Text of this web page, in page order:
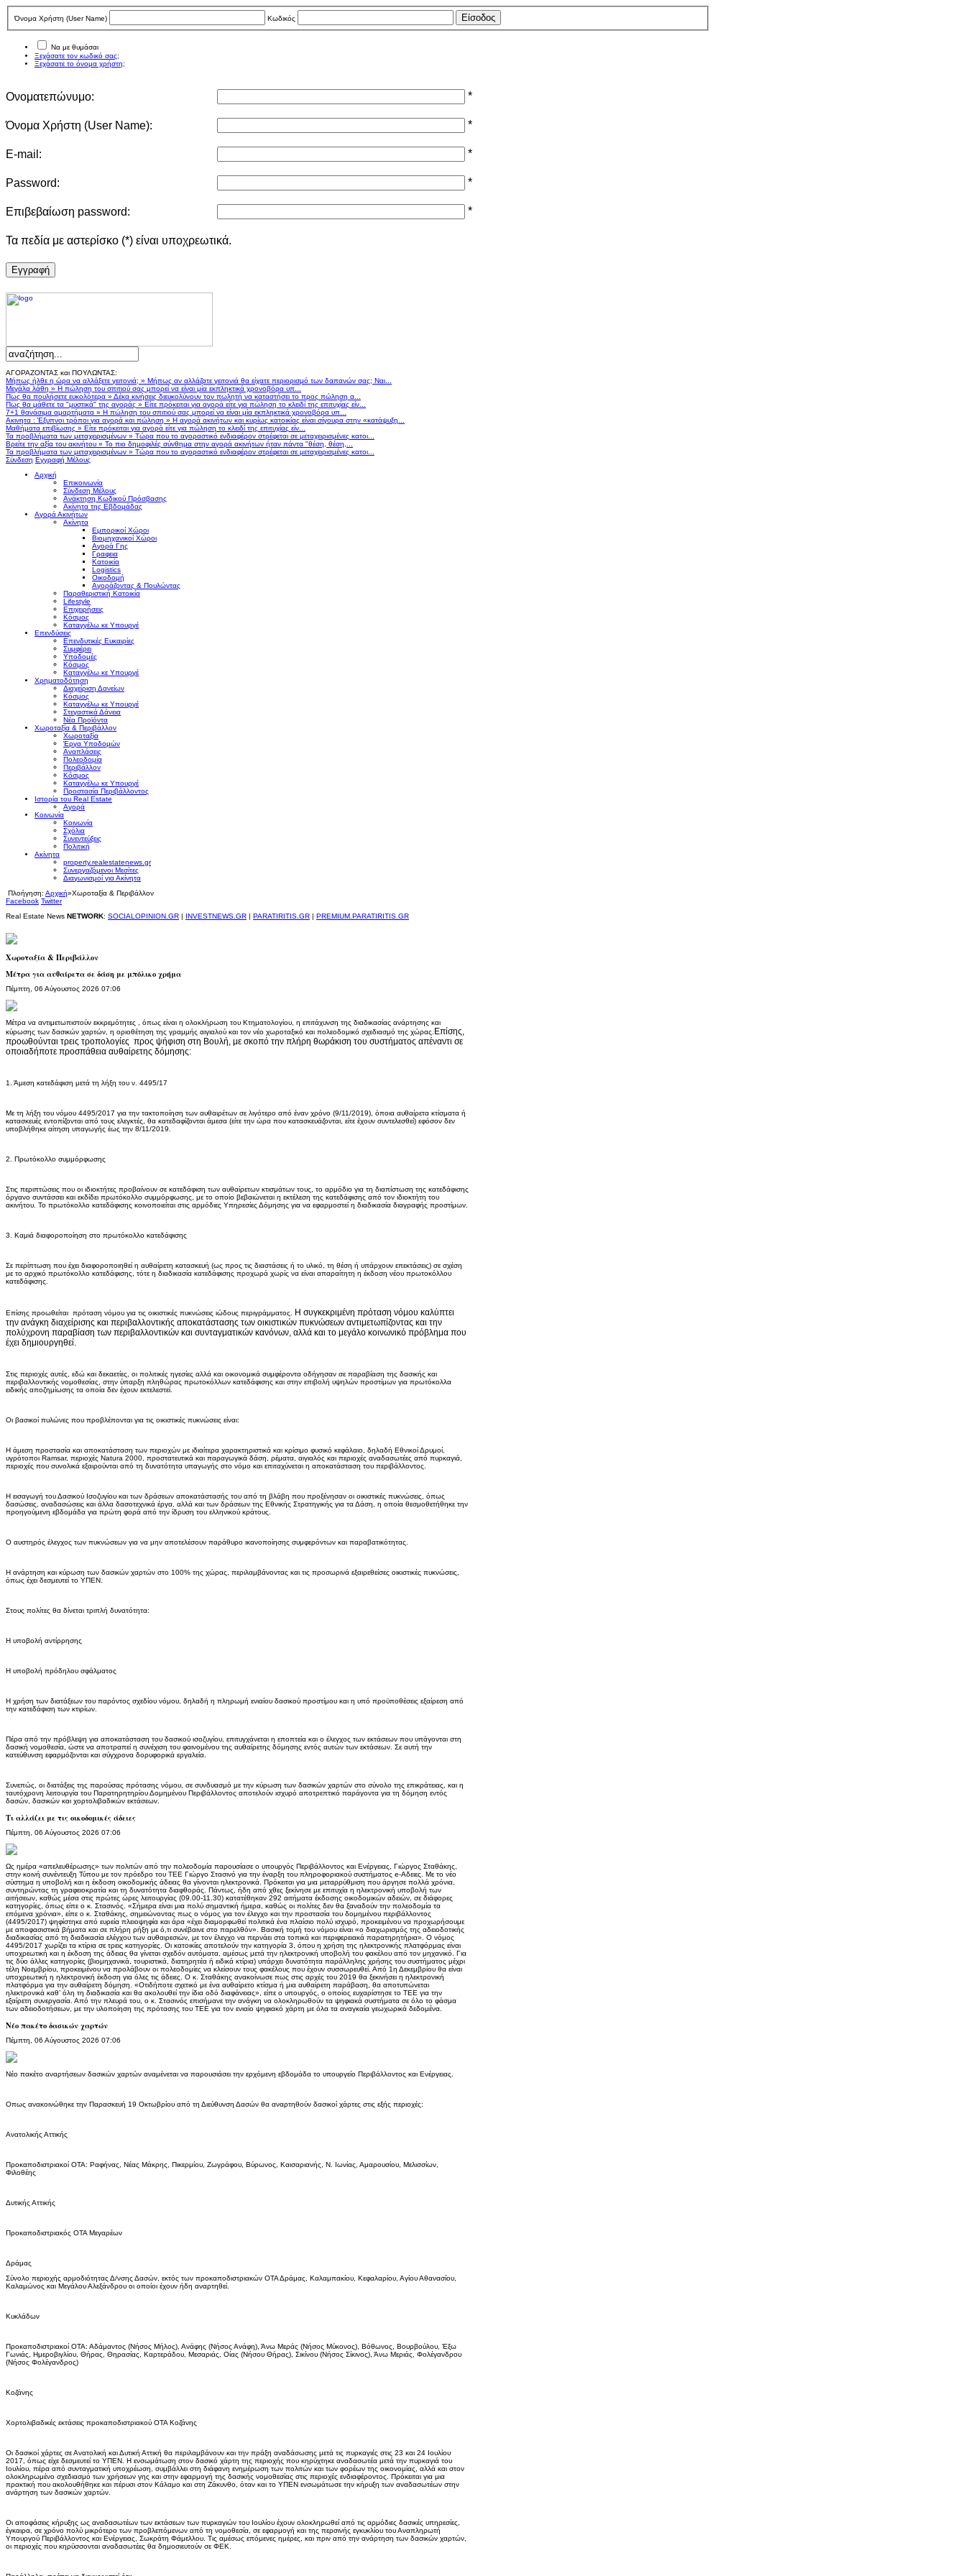
Όνομα Χρήστη (User Νame) Κωδικός
Να με θυμάσαι
Ξεχάσατε τον κωδικό σας;
Ξεχάσατε το όνομα χρήστη;
Ονοματεπώνυμο: *
Όνομα Χρήστη (User Νame): *
E-mail: *
Password: *
Επιβεβαίωση password: *
Τα πεδία με αστερίσκο (*) είναι υποχρεωτικά.
Eγγραφή
ΑΓΟΡΑΖΟΝΤΑΣ και ΠΟΥΛΩΝΤΑΣ:
Μήπως ήλθε η ώρα να αλλάξετε γειτονιά; » Μήπως αν αλλάζατε γειτονιά θα είχατε περιορισμό των δαπανών σας; Ναι...
Μεγάλα λάθη » Η πώληση του σπιτιού σας μπορεί να είναι μία εκπληκτικά χρονοβόρα υπ...
Πως θα πουλήσετε ευκολότερα » Δέκα κινήσεις διευκολύνουν τον πωλητή να καταστήσει το προς πώληση α...
Πως θα μάθετε τα "μυστικά" της αγοράς » Είτε πρόκειται για αγορά είτε για πώληση το κλειδί της επιτυχίας είν...
7+1 θανάσιμα αμαρτήματα » Η πώληση του σπιτιού σας μπορεί να είναι μία εκπληκτικά χρονοβόρα υπ...
Ακινητα : Έξυπνοι τρόποι για αγορά και πώληση » Η αγορά ακινήτων και κυρίως κατοικίας είναι σίγουρα στην «κατάψυξη...
Μαθήματα επιβίωσης » Είτε πρόκειται για αγορά είτε για πώληση το κλειδί της επιτυχίας είν...
Τα προβλήματα των μεταχειρισμένων » Τώρα που το αγοραστικό ενδιαφέρον στρέφεται σε μεταχειρισμένες κατοι...
Βρείτε την αξία του ακινήτου » Το πιο δημοφιλές σύνθημα στην αγορά ακινήτων ήταν πάντα "θέση, θέση,...
Τα προβλήματα των μεταχειρισμένων » Τώρα που το αγοραστικό ενδιαφέρον στρέφεται σε μεταχειρισμένες κατοι...
Σύνδεση Εγγραφή Μέλους
Αρχική
Επικοινωνία
Σύνδεση Μέλους
Ανάκτηση Κωδικού Πρόσβασης
Ακίνητα της Εβδομάδας
Αγορά Ακινήτων
Ακίνητα
Εμπορικοί Χώροι
Βιομηχανικοί Χώροι
Αγορά Γης
Γραφεια
Κατοικία
Logistics
Οικοδομή
Αγοράζοντας & Πουλώντας
Παραθεριστική Κατοικία
Lifestyle
Επιχειρήσεις
Κόσμος
Καταγγέλω κε Υπουργέ
Επενδύσεις
Επενδυτικές Ευκαιρίες
Συμφέρει
Υποδομές
Κόσμος
Καταγγέλω κε Υπουργέ
Χρηματοδότηση
Διαχείριση Δανείων
Κόσμος
Καταγγέλω κε Υπουργέ
Στεγαστικά Δάνεια
Νέα Προϊόντα
Χωροταξία & Περιβάλλον
Χωροταξία
Έργα Υποδομών
Αναπλάσεις
Πολεοδομία
Περιβάλλον
Κόσμος
Καταγγέλω κε Υπουργέ
Προστασία Περιβάλλοντος
Ιστορία του Real Estate
Αγορά
Κοινωνία
Κοινωνία
Σχόλια
Συνεντεύξεις
Πολιτική
Ακίνητα
property.realestatenews.gr
Συνεργαζόμενοι Μεσίτες
Διαγωνισμοί για Ακίνητα
Πλοήγηση: Αρχική»Χωροταξία & Περιβάλλον
Facebook Twitter
Real Estate News NETWORK: SOCIALOPINION.GR | INVESTNEWS.GR | PARATIRITIS.GR | PREMIUM.PARATIRITIS.GR
Χωροταξία & Περιβάλλον
Μέτρα για αυθαίρετα σε δάση με μπόλικο χρήμα
Πέμπτη, 06 Αύγουστος 2026 07:06
Μέτρα να αντιμετωπιστούν εκκρεμότητες , όπως είναι η ολοκλήρωση του Κτηματολογίου, η επιτάχυνση της διαδικασίας ανάρτησης και
κύρωσης των δασικών χαρτών, η οριοθέτηση της γραμμής αιγιαλού και τον νέο χωροταξικό και πολεοδομικό σχεδιασμό της χώρας. Επίσης,
προωθούνται τρεις τροπολογίες προς ψήφιση στη Βουλή, με σκοπό την πλήρη θωράκιση του συστήματος απέναντι σε
οποιαδήποτε προσπάθεια αυθαίρετης δόμησης:
1. Άμεση κατεδάφιση μετά τη λήξη του ν. 4495/17
Με τη λήξη του νόμου 4495/2017 για την τακτοποίηση των αυθαιρέτων σε λιγότερο από έναν χρόνο (9/11/2019), όποια αυθαίρετα κτίσματα ή
κατασκευές εντοπίζονται από τους ελεγκτές, θα κατεδαφίζονται άμεσα (είτε την ώρα που κατασκευάζονται, είτε έχουν συντελεσθεί) εφόσον δεν
υποβλήθηκε αίτηση υπαγωγής έως την 8/11/2019.
2. Πρωτόκολλο συμμόρφωσης
Στις περιπτώσεις που οι ιδιοκτήτες προβαίνουν σε κατεδάφιση των αυθαίρετων κτισμάτων τους, το αρμόδιο για τη διαπίστωση της κατεδάφισης
όργανο συντάσσει και εκδίδει πρωτόκολλο συμμόρφωσης, με το οποίο βεβαιώνεται η εκτέλεση της κατεδάφισης από τον ιδιοκτήτη του
ακινήτου. Το πρωτόκολλο κατεδάφισης κοινοποιείται στις αρμόδιες Υπηρεσίες Δόμησης για να εφαρμοστεί η διαδικασία διαγραφής προστίμων.
3. Καμιά διαφοροποίηση στο πρωτόκολλο κατεδάφισης
Σε περίπτωση που έχει διαφοροποιηθεί η αυθαίρετη κατασκευή (ως προς τις διαστάσεις ή το υλικό, τη θέση ή υπάρχουν επεκτάσεις) σε σχέση
με το αρχικό πρωτόκολλο κατεδάφισης, τότε η διαδικασία κατεδάφισης προχωρά χωρίς να είναι απαραίτητη η έκδοση νέου πρωτοκόλλου
κατεδάφισης.
Επίσης προωθείται πρόταση νόμου για τις οικιστικές πυκνώσεις ιώδους περιγράμματος. Η συγκεκριμένη πρόταση νόμου καλύπτει
την ανάγκη διαχείρισης και περιβαλλοντικής αποκατάστασης των οικιστικών πυκνώσεων αντιμετωπίζοντας και την
πολύχρονη παραβίαση των περιβαλλοντικών και συνταγματικών κανόνων, αλλά και το μεγάλο κοινωνικό πρόβλημα που
έχει δημιουργηθεί.
Στις περιοχές αυτές, εδώ και δεκαετίες, οι πολιτικές ηγεσίες αλλά και οικονομικά συμφέροντα οδήγησαν σε παραβίαση της δασικής και
περιβαλλοντικής νομοθεσίας, στην ύπαρξη πληθώρας πρωτοκόλλων κατεδάφισης και στην επιβολή υψηλών προστίμων για πρωτόκολλα
ειδικής αποζημίωσης τα οποία δεν έχουν εκτελεστεί.
Οι βασικοί πυλώνες που προβλέπονται για τις οικιστικές πυκνώσεις είναι:
Η άμεση προστασία και αποκατάσταση των περιοχών με ιδιαίτερα χαρακτηριστικά και κρίσιμο φυσικό κεφάλαιο, δηλαδή Εθνικοί Δρυμοί,
υγρότοποι Ramsar, περιοχές Natura 2000, προστατευτικά και παραγωγικά δάση, ρέματα, αιγιαλός και περιοχές αναδασωτέες από πυρκαγιά,
περιοχές που συνολικά εξαιρούνται από τη δυνατότητα υπαγωγής στο νόμο και επιταχύνεται η αποκατάσταση του περιβάλλοντος.
Η εισαγωγή του Δασικού Ισοζυγίου και των δράσεων αποκατάστασής του από τη βλάβη που προξένησαν οι οικιστικές πυκνώσεις, όπως
δασώσεις, αναδασώσεις και άλλα δασοτεχνικά έργα, αλλά και των δράσεων της Εθνικής Στρατηγικής για τα Δάση, η οποία θεσμοθετήθηκε την
προηγούμενη εβδομάδα για πρώτη φορά από την ίδρυση του ελληνικού κράτους.
Ο αυστηρός έλεγχος των πυκνώσεων για να μην αποτελέσουν παράθυρο ικανοποίησης συμφερόντων και παραβατικότητας.
Η ανάρτηση και κύρωση των δασικών χαρτών στο 100% της χώρας, περιλαμβάνοντας και τις προσωρινά εξαιρεθείσες οικιστικές πυκνώσεις,
όπως έχει δεσμευτεί το ΥΠΕΝ.
Στους πολίτες θα δίνεται τριπλή δυνατότητα:
Η υποβολή αντίρρησης
Η υποβολή πρόδηλου σφάλματος
Η χρήση των διατάξεων του παρόντος σχεδίου νόμου, δηλαδή η πληρωμή ενιαίου δασικού προστίμου και η υπό προϋποθέσεις εξαίρεση από
την κατεδάφιση των κτιρίων.
Πέρα από την πρόβλεψη για αποκατάσταση του δασικού ισοζυγίου, επιτυγχάνεται η εποπτεία και ο έλεγχος των εκτάσεων που υπάγονται στη
δασική νομοθεσία, ώστε να αποτραπεί η συνέχιση του φαινομένου της αυθαίρετης δόμησης εντός αυτών των εκτάσεων. Σε αυτή την
κατεύθυνση εφαρμόζονται και σύγχρονα δορυφορικά εργαλεία.
Συνεπώς, οι διατάξεις της παρούσας πρότασης νόμου, σε συνδυασμό με την κύρωση των δασικών χαρτών στο σύνολο της επικράτειας, και η
ταυτόχρονη λειτουργία του Παρατηρητηρίου Δομημένου Περιβάλλοντος αποτελούν ισχυρό αποτρεπτικό παράγοντα για τη δόμηση εντός
δασών, δασικών και χορτολιβαδικών εκτάσεων.
Τι αλλάζει με τις οικοδομικές άδειες
Πέμπτη, 06 Αύγουστος 2026 07:06
Ως ημέρα «απελευθέρωσης» των πολιτών από την πολεοδομία παρουσίασε ο υπουργός Περιβάλλοντος και Ενέργειας, Γιώργος Σταθάκης,
στην κοινή συνέντευξη Τύπου με τον πρόεδρο του ΤΕΕ Γιώργο Στασινό για την έναρξη του πληροφοριακού συστήματος e-Αδειες. Με το νέο
σύστημα η υποβολή και η έκδοση οικοδομικής άδειας θα γίνονται ηλεκτρονικά. Πρόκειται για μια μεταρρύθμιση που άργησε πολλά χρόνια,
συντηρώντας τη γραφειοκρατία και τη δυνατότητα διαφθοράς. Πάντως, ήδη από χθες ξεκίνησε με επιτυχία η ηλεκτρονική υποβολή των
αιτήσεων, καθώς μέσα στις πρώτες ώρες λειτουργίας (09.00-11.30) κατατέθηκαν 292 αιτήματα έκδοσης οικοδομικών αδειών, σε διάφορες
κατηγορίες, όπως είπε ο κ. Στασινός. «Σήμερα είναι μια πολύ σημαντική ήμερα, καθώς οι πολίτες δεν θα ξαναδούν την πολεοδομία τα
επόμενα χρόνια», είπε ο κ. Σταθάκης, σημειώνοντας πως ο νόμος για τον έλεγχο και την προστασία του δομημένου περιβάλλοντος
(4495/2017) ψηφίστηκε από ευρεία πλειοψηφία και άρα «έχει διαμορφωθεί πολιτικά ένα πλαίσιο πολύ ισχυρό, προκειμένου να προχωρήσουμε
με αποφασιστικά βήματα και σε πλήρη ρήξη με ό,τι συνέβαινε στο παρελθόν». Βασική τομή του νόμου είναι «ο διαχωρισμός της αδειοδοτικής
διαδικασίας από τη διαδικασία ελέγχου των αυθαιρεσιών, με τον έλεγχο να περνάει στα τοπικά και περιφερειακά παρατηρητήρια». Ο νόμος
4495/2017 χωρίζει τα κτίρια σε τρεις κατηγορίες. Οι κατοικίες αποτελούν την κατηγορία 3, όπου η χρήση της ηλεκτρονικής πλατφόρμας είναι
υποχρεωτική και η έκδοση της άδειας θα γίνεται σχεδόν αυτόματα, αμέσως μετά την ηλεκτρονική υποβολή του φακέλου από τον μηχανικό. Για
τις δύο άλλες κατηγορίες (βιομηχανικά, τουριστικά, διατηρητέα ή ειδικά κτίρια) υπάρχει δυνατότητα παράλληλης χρήσης του συστήματος μέχρι
τέλη Νοεμβρίου, προκειμένου να προλάβουν οι πολεοδομίες να κλείσουν τους φακέλους που έχουν συσσωρευθεί. Από 1η Δεκεμβρίου θα είναι
υποχρεωτική η ηλεκτρονική έκδοση για όλες τις άδειες. Ο κ. Σταθάκης ανακοίνωσε πως στις αρχές του 2019 θα ξεκινήσει η ηλεκτρονική
πλατφόρμα για την αυθαίρετη δόμηση. «Οτιδήποτε σχετικό με ένα αυθαίρετο κτίσμα ή μια αυθαίρετη παράβαση, θα αποτυπώνεται
ηλεκτρονικά καθ’ όλη τη διαδικασία και θα ακολουθεί την ίδια οδό διαφάνειας», είπε ο υπουργός, ο οποίος ευχαρίστησε το ΤΕΕ για την
εξαίρετη συνεργασία. Από την πλευρά του, ο κ. Στασινός επισήμανε την ανάγκη να ολοκληρωθούν τα ψηφιακά συστήματα σε όλο το φάσμα
των αδειοδοτήσεων, με την υλοποίηση της πρότασης του ΤΕΕ για τον ενιαίο ψηφιακό χάρτη με όλα τα αναγκαία γεωχωρικά δεδομένα.
Νέο πακέτο δασικών χαρτών
Πέμπτη, 06 Αύγουστος 2026 07:06
Νέο πακέτο αναρτήσεων δασικών χαρτών αναμένεται να παρουσιάσει την ερχόμενη εβδομάδα το υπουργείο Περιβάλλοντος και Ενέργειας.
Οπως ανακοινώθηκε την Παρασκευή 19 Οκτωβρίου από τη Διεύθυνση Δασών θα αναρτηθούν δασικοί χάρτες στις εξής περιοχές:
Ανατολικής Αττικής
Προκαποδιστριακοί ΟΤΑ: Ραφήνας, Νέας Μάκρης, Πικερμίου, Ζωγράφου, Βύρωνος, Καισαριανής, Ν. Ιωνίας, Αμαρουσίου, Μελισσίων,
Φιλοθέης
Δυτικής Αττικής
Προκαποδιστριακός ΟΤΑ Μεγαρέων
Δράμας
Σύνολο περιοχής αρμοδιότητας Δ/νσης Δασών, εκτός των προκαποδιστριακών ΟΤΑ Δράμας, Καλαμπακίου, Κεφαλαρίου, Αγίου Αθανασίου,
Καλαμώνος και Μεγάλου Αλεξάνδρου οι οποίοι έχουν ήδη αναρτηθεί.
Κυκλάδων
Προκαποδιστριακοί ΟΤΑ: Αδάμαντος (Νήσος Μήλος), Ανάφης (Νήσος Ανάφη), Άνω Μεράς (Νήσος Μύκονος), Βόθωνος, Βουρβούλου, Έξω
Γωνιάς, Ημεροβιγλίου, Θήρας, Θηρασίας, Καρτεράδου, Μεσαριάς, Οίας (Νήσου Θήρας), Σικίνου (Νήσος Σίκινος), Άνω Μεριάς, Φολέγανδρου
(Νήσος Φολέγανδρος)
Κοζάνης
Χορτολιβαδικές εκτάσεις προκαποδιστριακού ΟΤΑ Κοζάνης
Οι δασικοί χάρτες σε Ανατολική και Δυτική Αττική θα περιλαμβάνουν και την πράξη αναδάσωσης μετά τις πυρκαγιές στις 23 και 24 Ιουλίου
2017, όπως είχε δεσμευτεί το ΥΠΕΝ. Η ενσωμάτωση στον δασικό χάρτη της περιοχής που κηρύχτηκε αναδασωτέα μετά την πυρκαγιά του
Ιουλίου, πέρα από συνταγματική υποχρέωση, συμβάλλει στη διάφανη ενημέρωση των πολιτών και των φορέων της οικονομίας, αλλά και στον
ολοκληρωμένο σχεδιασμό των χρήσεων γης και στην εφαρμογή της δασικής νομοθεσίας στις περιοχές ενδιαφέροντος. Πρόκειται για μια
πρακτική που ακολουθήθηκε και πέρυσι στον Κάλαμο και στη Ζάκυνθο, όταν και το ΥΠΕΝ ενσωμάτωσε την κήρυξη των αναδασωτέων στην
ανάρτηση των δασικών χαρτών.
Οι αποφάσεις κήρυξης ως αναδασωτέων των εκτάσεων των πυρκαγιών του Ιουλίου έχουν ολοκληρωθεί από τις αρμόδιες δασικές υπηρεσίες,
έγκαιρα, σε χρόνο πολύ μικρότερο των προβλεπόμενων από τη νομοθεσία, σε εφαρμογή και της περσινής εγκυκλίου του Αναπληρωτή
Υπουργού Περιβάλλοντος και Ενέργειας, Σωκράτη Φάμελλου. Τις αμέσως επόμενες ημέρες, και πριν από την ανάρτηση των δασικών χαρτών,
οι περιοχές που κηρύσσονται αναδασωτέες θα δημοσιευτούν σε ΦΕΚ.